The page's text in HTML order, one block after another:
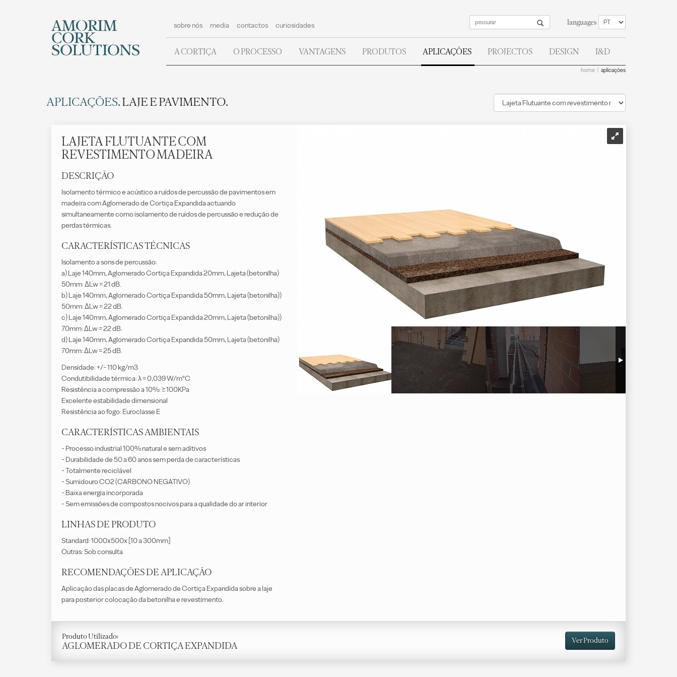
sobre nós media contactos curiosidades languages
A CORTIÇA O PROCESSO VANTAGENS PRODUTOS APLICAÇÕES PROJECTOS DESIGN I&D
home aplicações
APLICAÇÕES. LAJE E PAVIMENTO.
LAJETA FLUTUANTE COM
REVESTIMENTO MADEIRA
DESCRIÇÃO
Isolamento térmico e acústico a ruídos de percussão de pavimentos em
madeira com Aglomerado de Cortiça Expandida actuando
simultaneamente como isolamento de ruídos de percussão e redução de
perdas térmicas.
CARACTERÍSTICAS TÉCNICAS
Isolamento a sons de percussão:
a) Laje 140mm, Aglomerado Cortiça Expandida 20mm, Lajeta (betonilha)
50mm: ΔLw = 21 dB.
b) Laje 140mm, Aglomerado Cortiça Expandida 50mm, Lajeta (betonilha))
50mm: ΔLw = 22 dB.
c) Laje 140mm, Aglomerado Cortiça Expandida 20mm, Lajeta (betonilha))
70mm: ΔLw = 22 dB.
d) Laje 140mm, Aglomerado Cortiça Expandida 50mm, Lajeta (betonilha)
70mm: ΔLw = 25 dB.
Densidade: +/- 110 kg/m3
Condutibilidade térmica: λ = 0,039 W/m°C
Resistência a compressão a 10%: ≥ 100KPa
Excelente estabilidade dimensional
Resistência ao fogo: Euroclasse E
CARACTERÍSTICAS AMBIENTAIS
- Processo industrial 100% natural e sem aditivos
- Durabilidade de 50 a 60 anos sem perda de características
- Totalmente reciclável
- Sumidouro CO2 (CARBONO NEGATIVO)
- Baixa energia incorporada
- Sem emissões de compostos nocivos para a qualidade do ar interior
LINHAS DE PRODUTO
Standard: 1000x500x [10 a 300mm]
Outras: Sob consulta
RECOMENDAÇÕES DE APLICAÇÃO
Aplicação das placas de Aglomerado de Cortiça Expandida sobre a laje
para posterior colocação da betonilha e revestimento.
Produto Utilizado:
AGLOMERADO DE CORTIÇA EXPANDIDA Ver Produto